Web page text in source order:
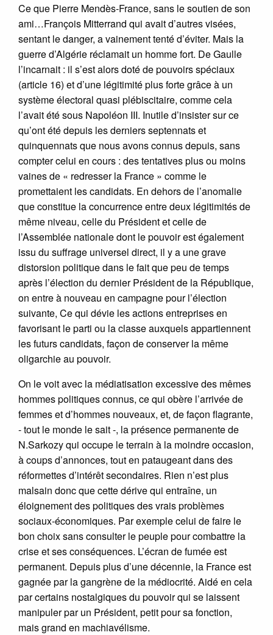
Ce que Pierre Mendès-France, sans le soutien de son
ami…François Mitterrand qui avait d’autres visées,
sentant le danger, a vainement tenté d’éviter. Mais la
guerre d’Algérie réclamait un homme fort. De Gaulle
l’incarnait : il s’est alors doté de pouvoirs spéciaux
(article 16) et d’une légitimité plus forte grâce à un
système électoral quasi plébiscitaire, comme cela
l’avait été sous Napoléon III. Inutile d’insister sur ce
qu’ont été depuis les derniers septennats et
quinquennats que nous avons connus depuis, sans
compter celui en cours : des tentatives plus ou moins
vaines de « redresser la France » comme le
promettaient les candidats. En dehors de l’anomalie
que constitue la concurrence entre deux légitimités de
même niveau, celle du Président et celle de
l’Assemblée nationale dont le pouvoir est également
issu du suffrage universel direct, il y a une grave
distorsion politique dans le fait que peu de temps
après l’élection du dernier Président de la République,
on entre à nouveau en campagne pour l’élection
suivante, Ce qui dévie les actions entreprises en
favorisant le parti ou la classe auxquels appartiennent
les futurs candidats, façon de conserver la même
oligarchie au pouvoir.
On le voit avec la médiatisation excessive des mêmes
hommes politiques connus, ce qui obère l’arrivée de
femmes et d’hommes nouveaux, et, de façon flagrante,
- tout le monde le sait -, la présence permanente de
N.Sarkozy qui occupe le terrain à la moindre occasion,
à coups d’annonces, tout en pataugeant dans des
réformettes d’intérêt secondaires. Rien n’est plus
malsain donc que cette dérive qui entraîne, un
éloignement des politiques des vrais problèmes
sociaux-économiques. Par exemple celui de faire le
bon choix sans consulter le peuple pour combattre la
crise et ses conséquences. L’écran de fumée est
permanent. Depuis plus d’une décennie, la France est
gagnée par la gangrène de la médiocrité. Aidé en cela
par certains nostalgiques du pouvoir qui se laissent
manipuler par un Président, petit pour sa fonction,
mais grand en machiavélisme.